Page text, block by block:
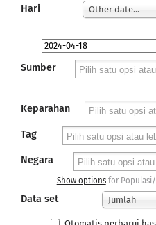
Hari Other date...
Sumber
Keparahan
Tag
Negara
Show optionsfor Populasi/
Data set Jumlah